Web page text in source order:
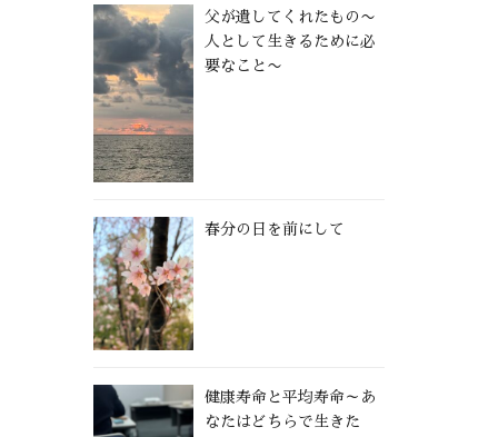
父が遺してくれたもの〜
人として生きるために必
要なこと〜
春分の日を前にして
健康寿命と平均寿命～あ
なたはどちらで生きた